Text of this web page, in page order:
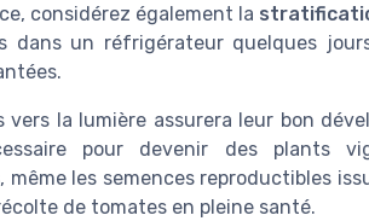
considérez également la
dans un réfrigérateur quelques
la lumière assurera leur bon
pour devenir des plants
les semences reproductibles
de tomates en pleine santé.